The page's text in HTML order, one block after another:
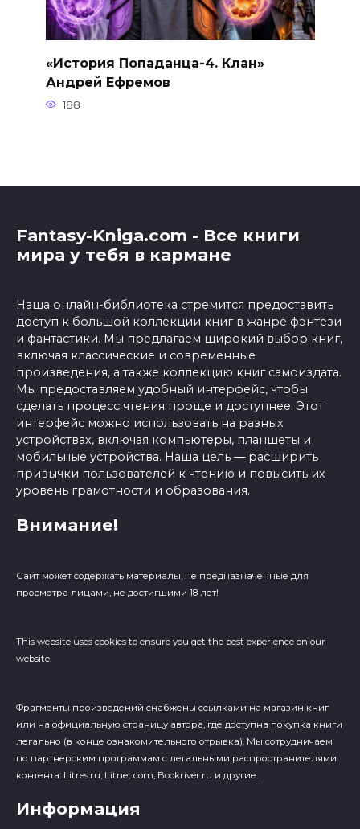
«История Попаданца-4. Клан»
Андрей Ефремов
188
Fantasy-Kniga.com - Все книги
мира у тебя в кармане
Наша онлайн-библиотека стремится предоставить
доступ к большой коллекции книг в жанре фэнтези
и фантастики. Мы предлагаем широкий выбор книг,
включая классические и современные
произведения, а также коллекцию книг самоиздата.
Мы предоставляем удобный интерфейс, чтобы
сделать процесс чтения проще и доступнее. Этот
интерфейс можно использовать на разных
устройствах, включая компьютеры, планшеты и
мобильные устройства. Наша цель — расширить
привычки пользователей к чтению и повысить их
уровень грамотности и образования.
Внимание!
Сайт может содержать материалы, не предназначенные для
просмотра лицами, не достигшими 18 лет!
This website uses cookies to ensure you get the best experience on our
website.
Фрагменты произведений cнабжены ссылками на магазин книг
или на официальную страницу автора, где доступна покупка книги
легально (в конце ознакомительного отрывка). Мы сотрудничаем
по партнерским программам с легальными распространителями
контента: Litres.ru, Litnet.com, Bookriver.ru и другие.
Информация